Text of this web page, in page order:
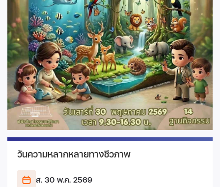
วันความหลากหลายทางชีวภาพ
ส. 30 พ.ค. 2569